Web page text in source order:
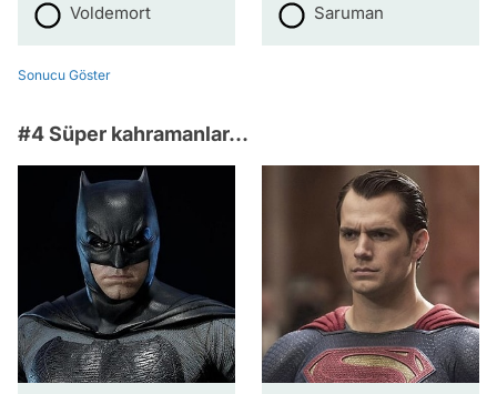
Voldemort Saruman
Sonucu Göster
#4 Süper kahramanlar...